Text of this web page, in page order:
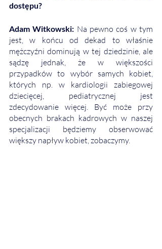
dostępu?
Adam Witkowski: Na pewno coś w tym
jest, w końcu od dekad to właśnie
mężczyźni dominują w tej dziedzinie, ale
sądzę jednak, że w większości
przypadków to wybór samych kobiet,
których np. w kardiologii zabiegowej
dziecięcej, pediatrycznej jest
zdecydowanie więcej. Być może przy
obecnych brakach kadrowych w naszej
specjalizacji będziemy obserwować
większy napływ kobiet, zobaczymy.